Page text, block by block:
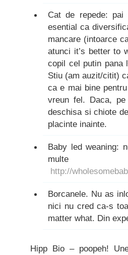
Cat de repede:
esential ca
mancare (intoarce
atunci it’s better to
copil cel putin pana
Stiu (am auzit/citit)
ca e mai bine
vreun fel. Daca,
deschisa si chiote
placinte inainte.
Baby led weaning:
http://
Borcanele. Nu as
nici nu cred ca-s
matter what. Din
Hipp Bio – poopeh!